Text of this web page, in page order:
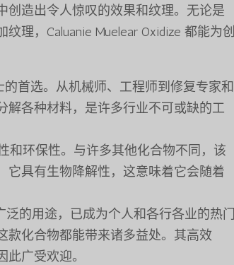
创造出令人惊叹的效果和纹理。无论是
理，Caluanie Muelear Oxidize 都能为创
首选。从机械师、工程师到修复专家和
解各种材料，是许多行业不可或缺的工
和环保性。与许多其他化合物不同，该
它具有生物降解性，这意味着它会随着
泛的用途，已成为个人和各行各业的热门
款化合物都能带来诸多益处。其高效
广受欢迎。